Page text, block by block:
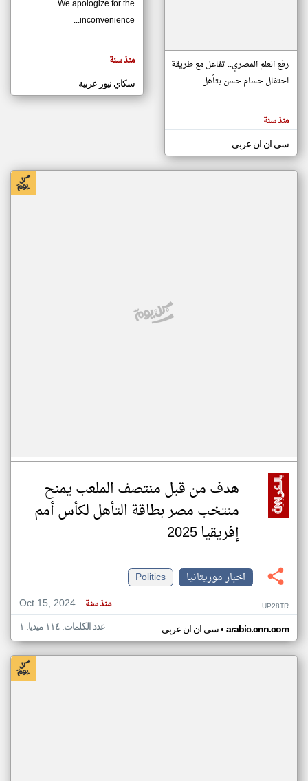
مصادر الأخبار من موريتانيا
اخبار موريتانيا على مدار الساعة
أهم اخبار موريتانيا العاجلة والمباشرة
المقالات
الموجوده
هنا عن
رفع العلم المصري.. تفاعل مع طريقة
احتفال حسام حسن بتأهل ...
منذ سنة
سي ان ان عربي
We apologize for the
inconvenience...
منذ سنة
سكاي نيوز عربية
هدف من قبل منتصف الملعب يمنح
منتخب مصر بطاقة التأهل لكأس أمم
إفريقيا 2025
اخبار موريتانيا
Politics
Oct 15, 2024
منذ سنة UP28TR
سي ان ان عربي• arabic.cnn.com عدد الكلمات: ١١٤ ميديا: ١
klyoum.com